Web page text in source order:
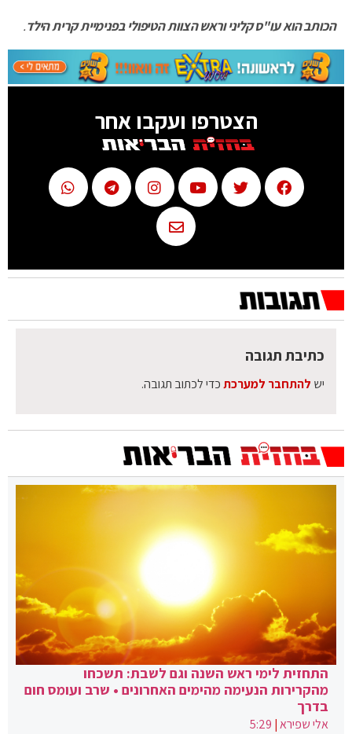
הכותב הוא עו"ס קליני וראש הצוות הטיפולי בפנימיית קרית הילד.
הצטרפו ועקבו אחר
כתיבת תגובה
יש להתחבר למערכתכדי לכתוב תגובה.
התחזית לימי ראש השנה וגם לשבת: תשכחו
מהקרירות הנעימה מהימים האחרונים • שרב ועומס חום
בדרך
אלי שפירא|
5:29